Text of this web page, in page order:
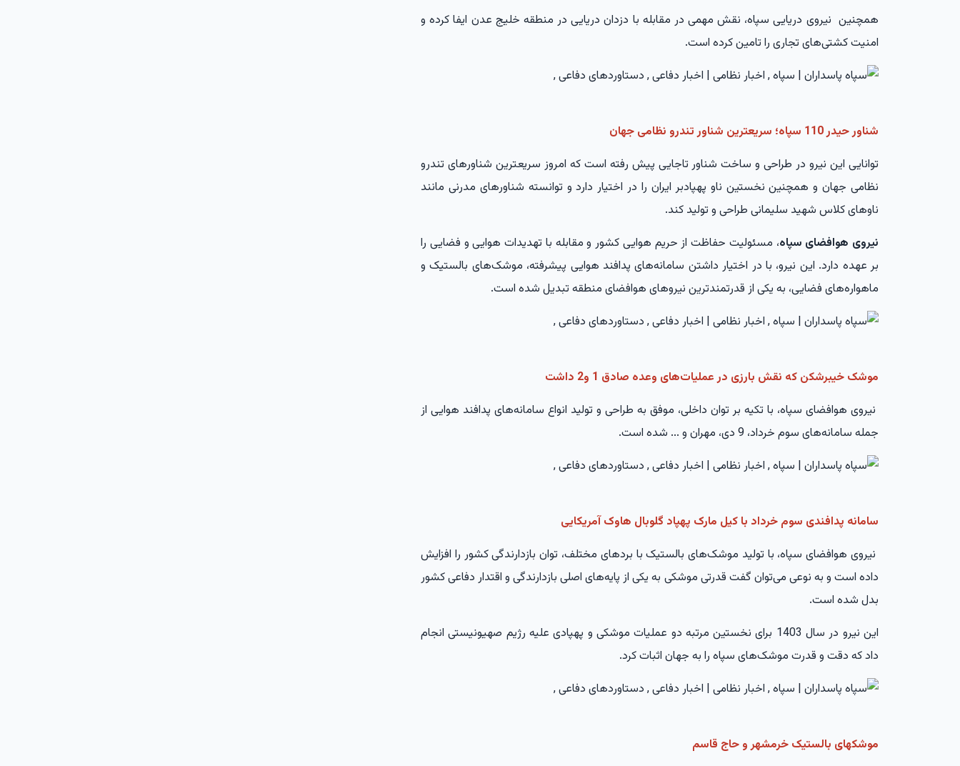
همچنین نیروی دریایی سپاه، نقش مهمی در مقابله با دزدان دریایی در منطقه خلیج عدن ایفا کرده و
امنیت کشتی‌های تجاری را تامین کرده است.
شناور حیدر 110 سپاه؛ سریعترین شناور تندرو نظامی جهان
توانایی این نیرو در طراحی و ساخت شناور تاجایی پیش رفته است که امروز سریعترین شناورهای تندرو
نظامی جهان و همچنین نخستین ناو پهپادبر ایران را در اختیار دارد و توانسته شناورهای مدرنی مانند
ناوهای کلاس شهید سلیمانی طراحی و تولید کند.
نیروی هوافضای سپاه، مسئولیت حفاظت از حریم هوایی کشور و مقابله با تهدیدات هوایی و فضایی را
بر عهده دارد. این نیرو، با در اختیار داشتن سامانه‌های پدافند هوایی پیشرفته، موشک‌های بالستیک و
ماهواره‌های فضایی، به یکی از قدرتمندترین نیروهای هوافضای منطقه تبدیل شده است.
موشک خیبرشکن که نقش بارزی در عملیات‌های وعده صادق 1 و2 داشت
نیروی هوافضای سپاه، با تکیه بر توان داخلی، موفق به طراحی و تولید انواع سامانه‌های پدافند هوایی از
جمله سامانه‌های سوم خرداد، 9 دی، مهران و ... شده است.
سامانه پدافندی سوم خرداد با کیل مارک پهپاد گلوبال هاوک آمریکایی
نیروی هوافضای سپاه، با تولید موشک‌های بالستیک با بردهای مختلف، توان بازدارندگی کشور را افزایش
داده است و به نوعی می‌توان گفت قدرتی موشکی به یکی از پایه‌های اصلی بازدارندگی و اقتدار دفاعی کشور
بدل شده است.
این نیرو در سال 1403 برای نخستین مرتبه دو عملیات موشکی و پهپادی علیه رژیم صهیونیستی انجام
داد که دقت و قدرت موشک‌های سپاه را به جهان اثبات کرد.
موشکهای بالستیک خرمشهر و حاج قاسم